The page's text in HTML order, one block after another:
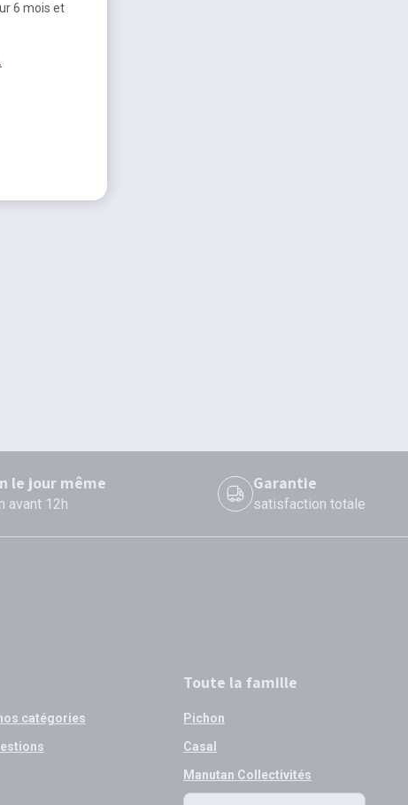
le jour même
avant 12h
Garantie
satisfaction totale
catégories
Toute la famille
Pichon
Casal
Manutan Collectivités
6 mois et